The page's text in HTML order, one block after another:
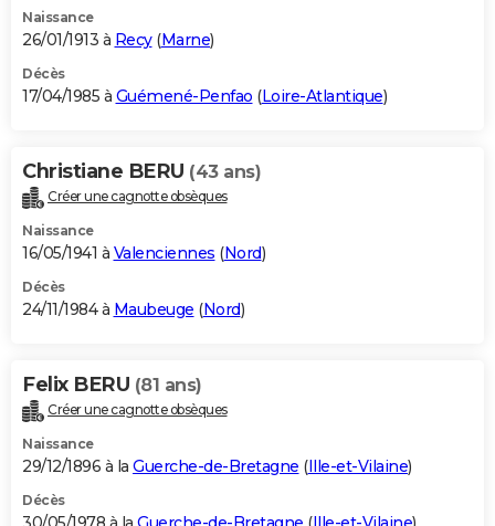
Naissance
26/01/1913 à Recy(Marne)
Décès
17/04/1985 à Guémené-Penfao (Loire-Atlantique)
Christiane BERU (43 ans)
Créer une cagnotte obsèques
Naissance
16/05/1941 à Valenciennes (Nord)
Décès
24/11/1984 à Maubeuge (Nord)
Felix BERU (81 ans)
Créer une cagnotte obsèques
Naissance
29/12/1896 à la Guerche-de-Bretagne (Ille-et-Vilaine)
Décès